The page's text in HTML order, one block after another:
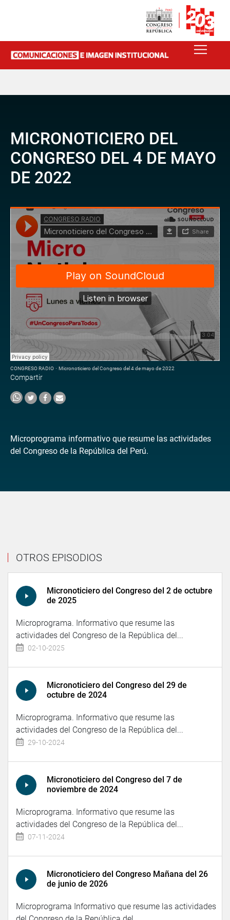
MICRONOTICIERO DEL
CONGRESO DEL 4 DE MAYO
DE 2022
CONGRESO RADIO · Micronoticiero del Congreso del 4 de mayo de 2022
Compartir
Microprograma informativo que resume las actividades
del Congreso de la República del Perú.
OTROS EPISODIOS
Micronoticiero del Congreso del 2 de octubre
de 2025
Microprograma. Informativo que resume las
actividades del Congreso de la República del...
02-10-2025
Micronoticiero del Congreso del 29 de
octubre de 2024
Microprograma. Informativo que resume las
actividades del Congreso de la República del...
29-10-2024
Micronoticiero del Congreso del 7 de
noviembre de 2024
Microprograma. Informativo que resume las
actividades del Congreso de la República del...
07-11-2024
Micronoticiero del Congreso Mañana del 26
de junio de 2026
Microprograma Informativo que resume las actividades